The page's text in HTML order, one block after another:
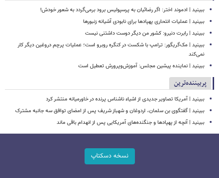
ببینید | ادموند اختر: اگر رضائیان به پرسپولیس برود برمی‌گردد به شعور خودش!
ببینید | عملیات انتحاری پهپادها برای نابودی آشیانه زنبورها
ببینید | رابرت دنیرو: کشور من دیگر دوست داشتنی نیست
ببینید | مک‌گریگور: ترامپ با شکست در کنگره روبرو است؛ عملیات پرچم دروغین دیگر کار
نمی‌کند
ببینید | نماینده پیشین مجلس: آموزش‌وپرورش تعطیل است
پربیننده‌ترین
ببینید | آمریکا تصاویر جدیدی از اشیاء ناشناس پرنده در خاورمیانه منتشر کرد
ببینید | گفتگوی بن سلمان، اردوغان و شهباز شریف پس از امضای توافق سه جانبه مشترک
ببینید | آنچه از پهپادها و جنگنده‌های آمریکایی پس از انهدام باقی ماند
نسخه دسکتاپ